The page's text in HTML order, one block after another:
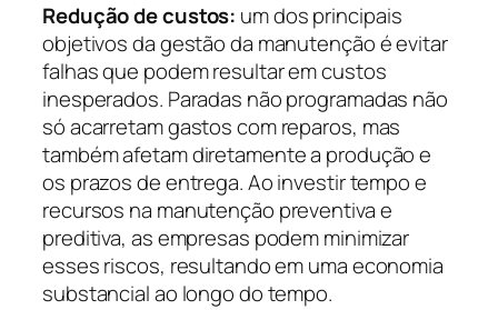
Redução de custos: um dos principais
objetivos da gestão da manutenção é evitar
falhas que podem resultar em custos
inesperados. Paradas não programadas não
só acarretam gastos com reparos, mas
também afetam diretamente a produção e
os prazos de entrega. Ao investir tempo e
recursos na manutenção preventiva e
preditiva, as empresas podem minimizar
esses riscos, resultando em uma economia
substancial ao longo do tempo.